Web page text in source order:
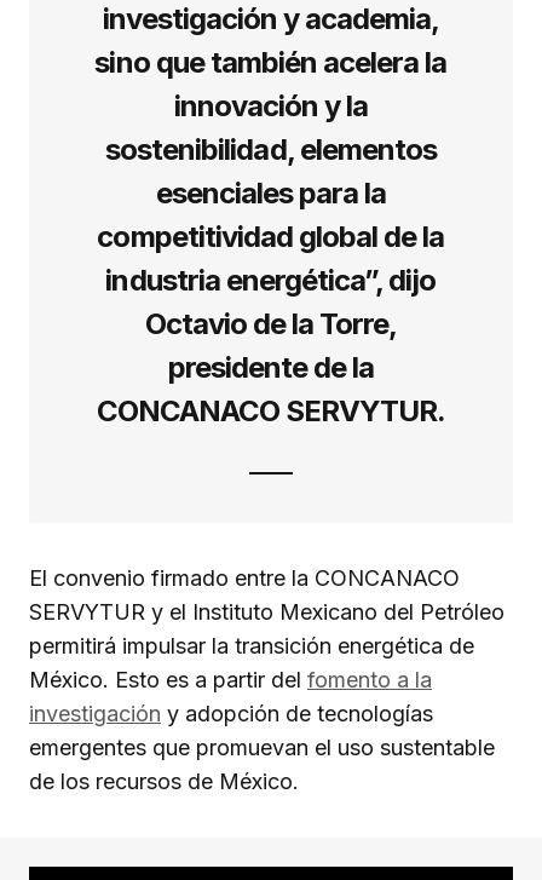
investigación y academia,
sino que también acelera la
innovación y la
sostenibilidad, elementos
esenciales para la
competitividad global de la
industria energética”, dijo
Octavio de la Torre,
presidente de la
CONCANACO SERVYTUR.
El convenio firmado entre la CONCANACO
SERVYTUR y el Instituto Mexicano del Petróleo
permitirá impulsar la transición energética de
México. Esto es a partir del fomento a la
investigación y adopción de tecnologías
emergentes que promuevan el uso sustentable
de los recursos de México.